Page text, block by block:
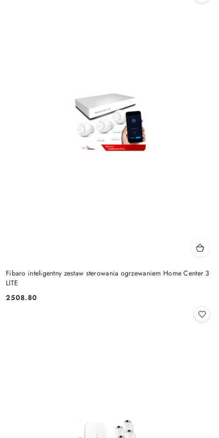
Fibaro inteligentny zestaw sterowania ogrzewaniem Home Center 3
LITE
Cena:
2508.80